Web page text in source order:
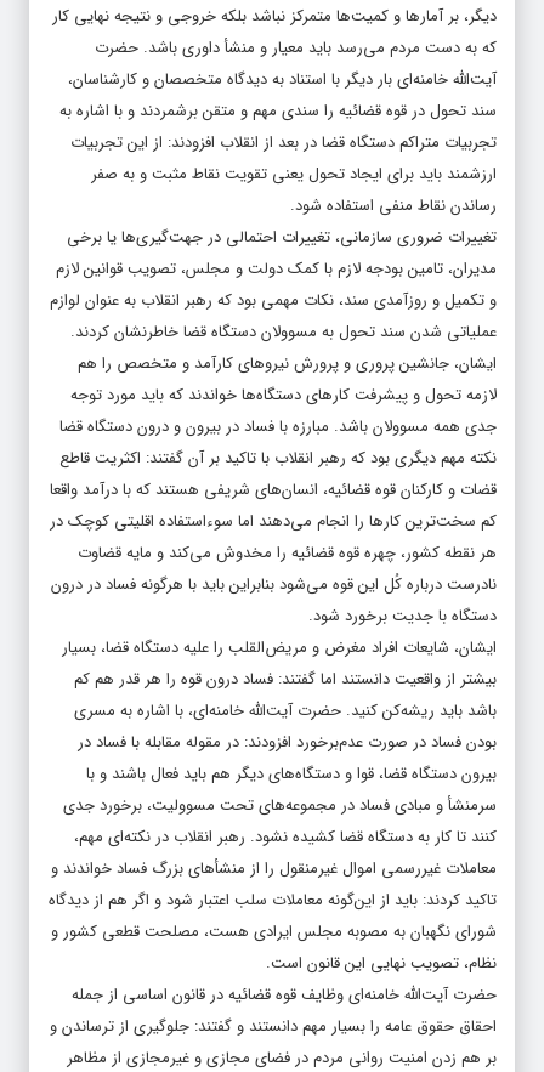
دیگر، بر آمارها و کمیت‌‌‌ها متمرکز نباشد بلکه خروجی و نتیجه نهایی کار
که به دست مردم می‌رسد باید معیار و منشأ داوری باشد. حضرت
آیت‌الله خامنه‌‌‌ای بار دیگر با استناد به دیدگاه متخصصان و کارشناسان،
سند تحول در قوه قضائیه را سندی مهم و متقن برشمردند و با اشاره به
تجربیات متراکم دستگاه قضا در بعد از انقلاب افزودند: از این تجربیات
ارزشمند باید برای ایجاد تحول یعنی تقویت نقاط مثبت و به صفر
رساندن نقاط منفی استفاده شود.
تغییرات ضروری سازمانی، تغییرات احتمالی در جهت‌‌‌گیری‌‌‌ها یا برخی
مدیران، تامین بودجه لازم با کمک دولت و مجلس، تصویب قوانین لازم
و تکمیل و روزآمدی سند، نکات مهمی بود که رهبر انقلاب به عنوان لوازم
عملیاتی شدن سند تحول به مسوولان دستگاه قضا خاطرنشان کردند.
ایشان، جانشین پروری و پرورش نیروهای کارآمد و متخصص را هم
لازمه تحول و پیشرفت کارهای دستگاه‌ها خواندند که باید مورد توجه
جدی همه مسوولان باشد. مبارزه با فساد در بیرون و درون دستگاه قضا
نکته مهم دیگری بود که رهبر انقلاب با تاکید بر آن گفتند: اکثریت قاطع
قضات و کارکنان قوه قضائیه، انسان‌های شریفی هستند که با درآمد واقعا
کم سخت‌‌‌ترین کارها را انجام می‌دهند اما سوءاستفاده اقلیتی کوچک در
هر نقطه کشور، چهره قوه قضائیه را مخدوش می‌کند و مایه قضاوت
نادرست درباره کُل این قوه می‌شود بنابراین باید با هرگونه فساد در درون
دستگاه با جدیت برخورد شود.
ایشان، شایعات افراد مغرض و مریض‌‌‌القلب را علیه دستگاه قضا، بسیار
بیشتر از واقعیت دانستند اما گفتند: فساد درون قوه را هر قدر هم کم
باشد باید ریشه‌‌‌کن کنید. حضرت آیت‌الله خامنه‌‌‌ای، با اشاره به مسری
بودن فساد در صورت عدم‌برخورد افزودند: در مقوله مقابله با فساد در
بیرون دستگاه قضا، قوا و دستگاه‌‌‌های دیگر هم باید فعال باشند و با
سرمنشأ و مبادی فساد در مجموعه‌‌‌های تحت مسوولیت، برخورد جدی
کنند تا کار به دستگاه قضا کشیده نشود. رهبر انقلاب در نکته‌‌‌ای مهم،
معاملات غیر‌رسمی اموال غیر‌منقول را از منشأهای بزرگ فساد خواندند و
تاکید کردند: باید از این‌گونه معاملات سلب اعتبار شود و اگر هم از دیدگاه
شورای نگهبان به مصوبه مجلس ایرادی هست، مصلحت قطعی کشور و
نظام، تصویب نهایی این قانون است.
حضرت آیت‌الله خامنه‌‌‌ای وظایف قوه قضائیه در قانون اساسی از جمله
احقاق حقوق عامه را بسیار مهم دانستند و گفتند: جلوگیری از ترساندن و
بر هم زدن امنیت روانی مردم در فضای مجازی و غیر‌مجازی از مظاهر